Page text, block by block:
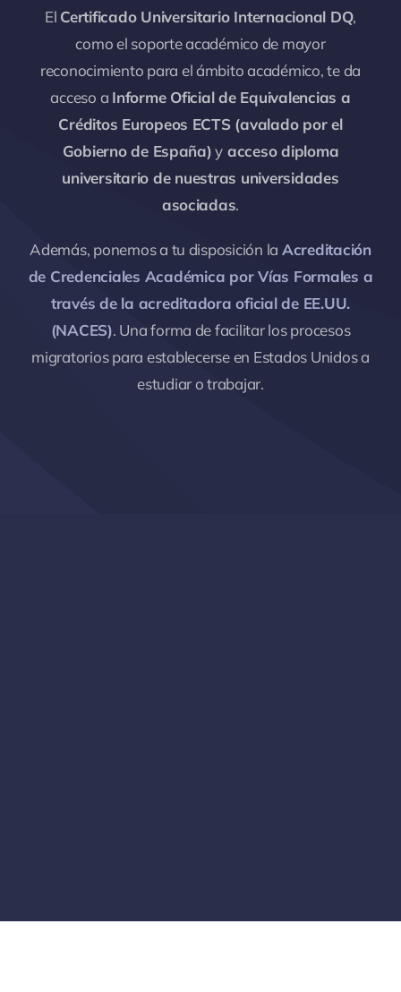
El Certificado Universitario Internacional DQ,
como el soporte académico de mayor
reconocimiento para el ámbito académico, te da
acceso a Informe Oficial de Equivalencias a
Créditos Europeos ECTS (avalado por el
Gobierno de España)y acceso diploma
universitario de nuestras universidades
asociadas.
Además, ponemos a tu disposición la Acreditación
de Credenciales Académica por Vías Formales a
través de la acreditadora oficial de EE.UU.
(NACES). Una forma de facilitar los procesos
migratorios para establecerse en Estados Unidos a
estudiar o trabajar.